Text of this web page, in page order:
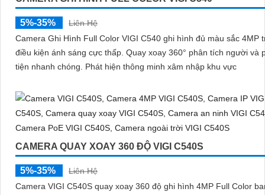
5%-35%
Liên Hệ
Camera Ghi Hình Full Color VIGI C540 ghi hình đủ màu sắc 4MP
điều kiện ánh sáng cực thấp. Quay xoay 360° phân tích người và phương
tiện nhanh chóng. Phát hiện thông minh xâm nhập khu vực
CAMERA QUAY XOAY 360 ĐỘ VIGI C540S
5%-35%
Liên Hệ
Camera VIGI C540S quay xoay 360 độ ghi hình 4MP Full Color